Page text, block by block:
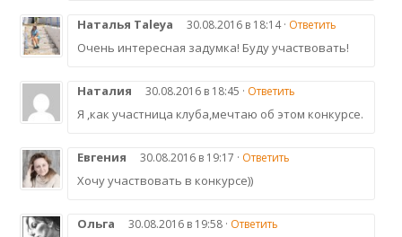
Наталья Taleya 30.08.2016 в 18:14 · Ответить
Очень интересная задумка! Буду участвовать!
Наталия 30.08.2016 в 18:45 · Ответить
Я ,как участница клуба,мечтаю об этом конкурсе.
Евгения 30.08.2016 в 19:17 · Ответить
Хочу участвовать в конкурсе))
Ольга 30.08.2016 в 19:58 · Ответить